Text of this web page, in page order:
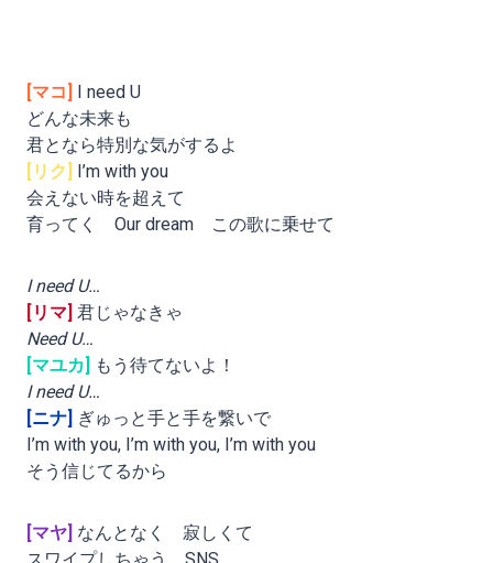
[マコ] I need U
どんな未来も
君となら特別な気がするよ
[リク] I’m with you
会えない時を超えて
育ってく Our dream この歌に乗せて
I need U…
[リマ] 君じゃなきゃ
Need U…
[マユカ] もう待てないよ！
I need U…
[ニナ] ぎゅっと手と手を繋いで
I’m with you, I’m with you, I’m with you
そう信じてるから
[マヤ] なんとなく 寂しくて
スワイプしちゃう SNS